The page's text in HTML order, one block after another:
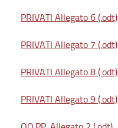
PRIVATI Allegato 6 (.odt)
PRIVATI Allegato 7 (.odt)
PRIVATI Allegato 8 (.odt)
PRIVATI Allegato 9 (.odt)